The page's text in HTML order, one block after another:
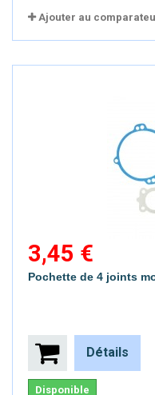
Ajouter au
3,45 €
Pochette de 4 joints
Détails
Disponible